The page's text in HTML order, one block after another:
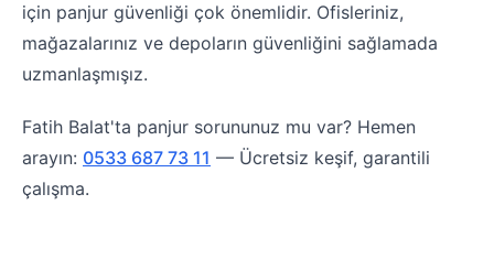
için panjur güvenliği çok önemlidir. Ofisleriniz,
mağazalarınız ve depoların güvenliğini sağlamada
uzmanlaşmışız.
Fatih Balat'ta panjur sorununuz mu var? Hemen
arayın: 0533 687 73 11 — Ücretsiz keşif, garantili
çalışma.